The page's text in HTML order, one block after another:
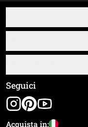
Chi siamo
Istruzioni di posa e
Panoramica dei
Tracciamento
Termini e condizioni
Note legali
Seguici
Acquista in: